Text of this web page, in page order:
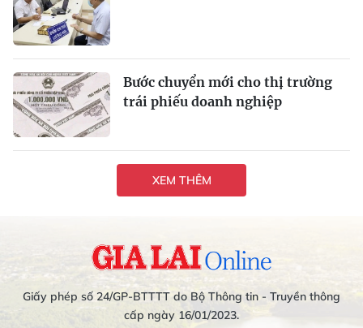
Bước chuyển mới cho thị trường
trái phiếu doanh nghiệp
XEM THÊM
Giấy phép số 24/GP-BTTTT do Bộ Thông tin - Truyền thông
cấp ngày 16/01/2023.